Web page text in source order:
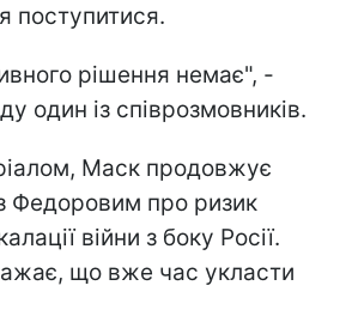
поступитися.
рішення немає", -
один із співрозмовників.
Маск продовжує
Федоровим про ризик
війни з боку Росії.
що вже час укласти